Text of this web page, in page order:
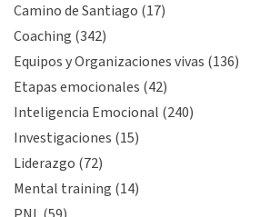
Camino de Santiago (17)
Coaching (342)
Equipos y Organizaciones vivas (136)
Etapas emocionales (42)
Inteligencia Emocional (240)
Investigaciones (15)
Liderazgo (72)
Mental training (14)